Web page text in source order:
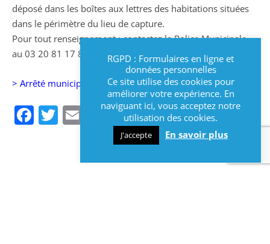
déposé dans les boîtes aux lettres des habitations situées
dans le périmètre du lieu de capture.
Pour tout renseignement : contactez la Police Municipale
au 03 20 81 17 86
> Arrêté municipal
Facebook
Twitter
Email
RGPD : Formulaires en ligne et
données personnelles
Ce site utilise des cookies pour
améliorer votre expérience. En
naviguant ici, vous acceptez notre
utilisation des cookies.
J'accepte En savoir plus